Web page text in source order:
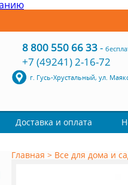
8 800 550 66 33-
+7 (49241) 2-16-72
г. Гусь-Хрустальный, ул.
Доставка и оплата
Главная > Все для дома и